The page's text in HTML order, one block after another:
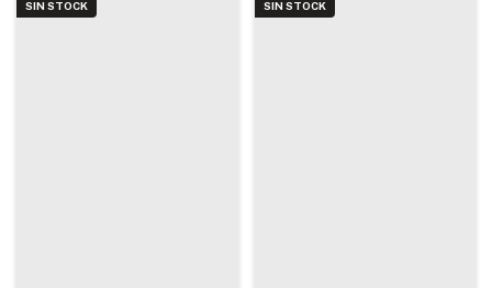
SIN STOCK SIN STOCK